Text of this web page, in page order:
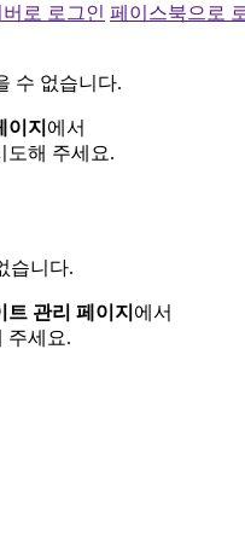
로 로그인 페이스북으로
수 없습니다.
이지 에서
도해 주세요.
습니다.
관리 페이지 에서
주세요.